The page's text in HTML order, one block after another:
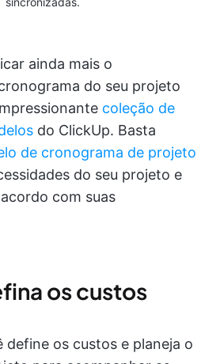
ainda mais o
do seu projeto
coleção de
do ClickUp. Basta
de cronograma de projeto
do seu projeto e
com suas
os custos
define os custos e planeja o